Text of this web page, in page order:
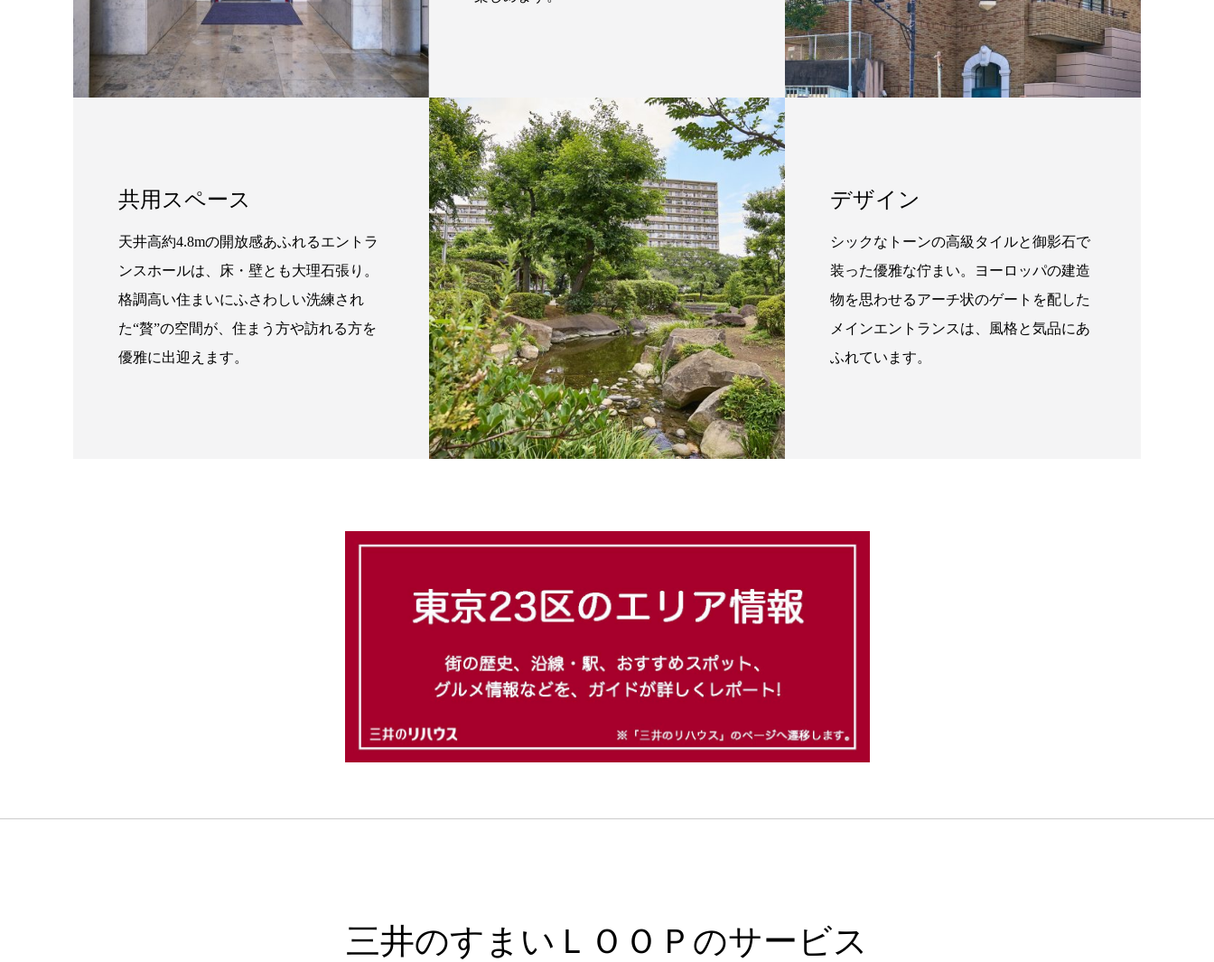
共用スペース
天井高約4.8mの開放感あふれるエントラ
ンスホールは、床・壁とも大理石張り。
格調高い住まいにふさわしい洗練され
た“贅”の空間が、住まう方や訪れる方を
優雅に出迎えます。
デザイン
シックなトーンの高級タイルと御影石で
装った優雅な佇まい。ヨーロッパの建造
物を思わせるアーチ状のゲートを配した
メインエントランスは、風格と気品にあ
ふれています。
三井のすまいＬＯＯＰのサービス